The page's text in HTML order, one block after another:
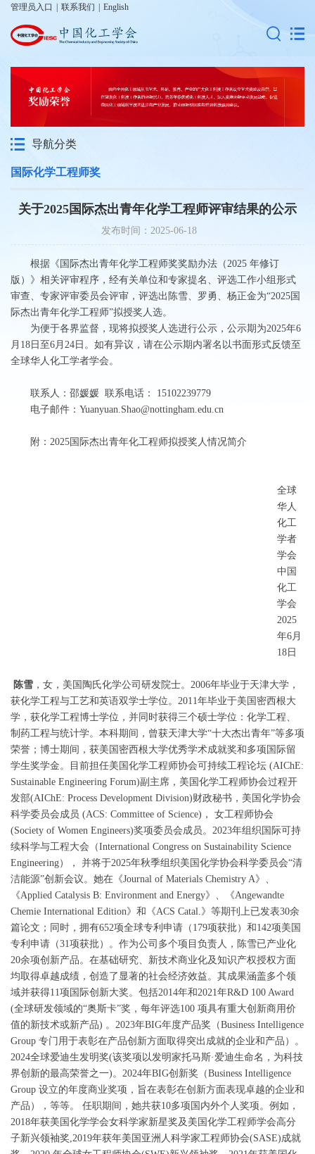
管理员入口 联系我们 English
导航分类
国际化学工程师奖
关于2025国际杰出青年化学工程师评审结果的公示
发布时间：2025-06-18
根据《国际杰出青年化学工程师奖奖励办法（2025 年修订
版）》相关评审程序，经有关单位和专家提名、评选工作小组形式
审查、专家评审委员会评审，评选出陈雪、罗勇、杨正金为“2025 国
际杰出青年化学工程师”拟授奖人选。
为便于各界监督，现将拟授奖人选进行公示，公示期为2025年6
月 18 日至6月 24 日。如有异议，请在公示期内署名以书面形式反馈至
全球华人化工学者学会。
联系人：邵媛媛 联系电话：
15102239779
电子邮件： Yuanyuan.Shao@nottingham.edu.cn
附： 2025 国际杰出青年化工程师拟授奖人情况简介
全球
华人
化工
学者
学会
中国
化工
学会
2025
年6月
18 日
陈雪 ， 女，美国陶氏化学公司研发院士。 2006年毕业于天津大学，
获化学工程与工艺和英语双学士学位。 2011年毕业于美国密西根大
学，获化学工程博士学位，并同时获得三个硕士学位：化学工程、
制药工程与统计学。本科期间，曾获天津大学“十大杰出青年”等多项
荣誉；博士期间，获美国密西根大学优秀学术成就奖和多项国际留
学生奖学金。目前担任美国化学工程师协会可持续工程论坛 (AIChE:
Sustainable Engineering Forum)副主席，美国化学工程师协会过程开
发部(AIChE: Process Development Division)财政秘书，美国化学协会
科学委员会成员 (ACS: Committee of Science) ，
女工程师协会
(Society of Women Engineers)奖项委员会成员。 2023年组织国际可持
续科学与工程大会（International Congress on Sustainability Science
Engineering）， 并将于2025年秋季组织美国化学协会科学委员会“清
洁能源”创新会议。她在《Journal of Materials Chemistry A》、
《Applied Catalysis B: Environment and Energy》、《Angewandte
Chemie International Edition》和《ACS Catal.》等期刊上已发表30余
篇论文；同时，拥有652项全球专利申请（ 179项获批）和 142项美国
专利申请（31项获批）。作为公司多个项目负责人，陈雪已产业化
20余项创新产品。在基础研究、新技术商业化及知识产权授权方面
均取得卓越成绩，创造了显著的社会经济效益。其成果涵盖多个领
域并获得11项国际创新大奖。包括2014年和2021年R&D 100 Award
(全球研发领域的“奥斯卡”奖，每年评选100 项具有重大创新商用价
值的新技术或新产品) 。 2023年BIG年度产品奖（Business Intelligence
Group 专门用于表彰在产品创新方面取得突出成就的企业和产品）。
2024全球爱迪生发明奖(该奖项以发明家托马斯·爱迪生命名，为科技
界创新的最高荣誉之一)。 2024年BIG创新奖（Business Intelligence
Group 设立的年度商业奖项，旨在表彰在创新方面表现卓越的企业和
产品），等等。
任职期间，她共获10多项国内外个人奖项。例如，
2018年获美国化学学会女科学家新星奖及美国化学工程师学会高分
子新兴领袖奖,2019年获年美国亚洲人科学家工程师协会(SASE)成就